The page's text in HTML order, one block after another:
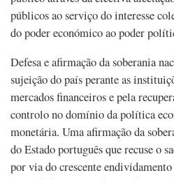
públicos ao serviço do interesse
do poder económico ao poder
Defesa e afirmação da soberania
sujeição do país perante as
mercados financeiros e pela
controlo no domínio da política
monetária. Uma afirmação da
do Estado português que recuse o
por via do crescente